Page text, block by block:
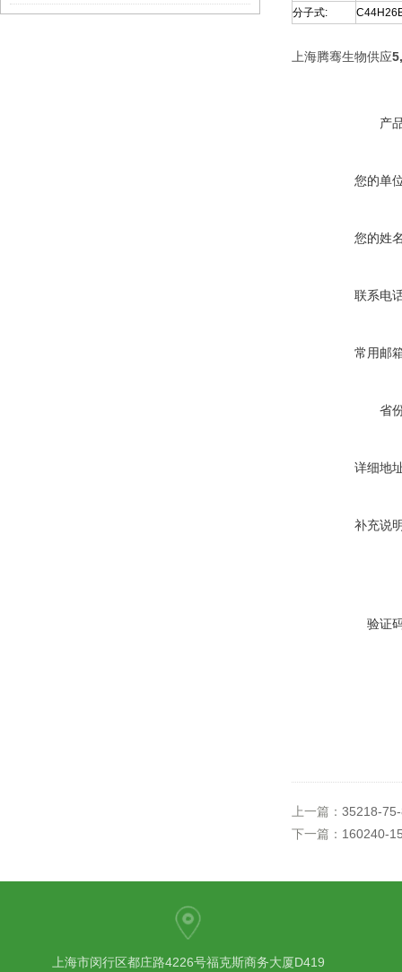
分子式:
上海腾骞生物供应
产
您的单
您的姓
联系电
常用邮
省
详细地
补充说
验证
上一篇： 35218-
下一篇： 160240-
上海市闵行区都庄路4226号福克斯商务大厦D419